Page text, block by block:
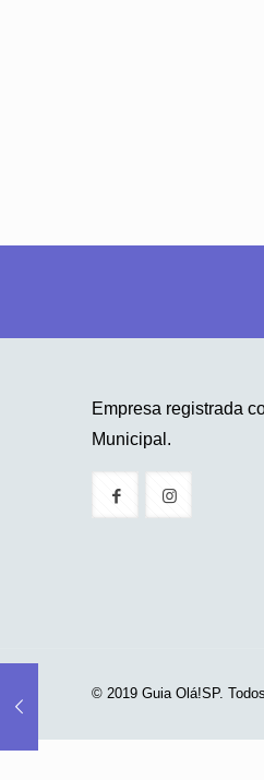
Empresa registrada
Municipal.
© 2019 Guia Olá!SP.